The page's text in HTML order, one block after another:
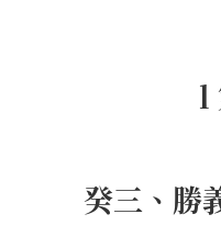
l
癸三、勝